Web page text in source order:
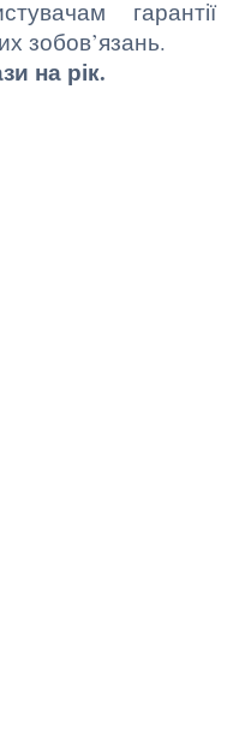
гарантії
зобов’язань.
на рік.